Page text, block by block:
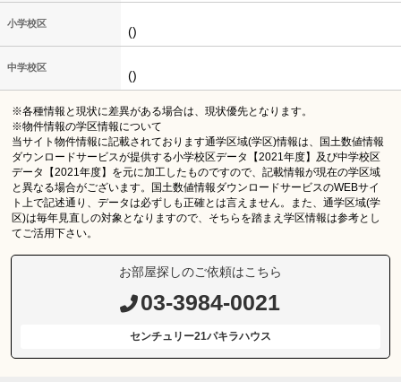
小学校区
()
中学校区
()
※各種情報と現状に差異がある場合は、現状優先となります。
※物件情報の学区情報について
当サイト物件情報に記載されております通学区域(学区)情報は、国土数値情報
ダウンロードサービスが提供する小学校区データ【2021年度】及び中学校区
データ【2021年度】を元に加工したものですので、記載情報が現在の学区域
と異なる場合がございます。国土数値情報ダウンロードサービスのWEBサイ
ト上で記述通り、データは必ずしも正確とは言えません。また、通学区域(学
区)は毎年見直しの対象となりますので、そちらを踏まえ学区情報は参考とし
てご活用下さい。
お部屋探しのご依頼はこちら
03-3984-0021
センチュリー21パキラハウス